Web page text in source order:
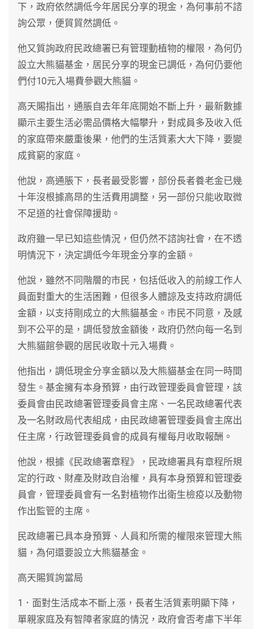
下，政府依然調低今年居民分享的現金，為何事前不諮
詢公眾，便貿貿然調低。
他又質詢政府民政總署已有管理動植物的權限，為何仍
設立大熊貓基金，居民分享的現金已調低，為何仍要他
們付10元入場費參觀大熊貓。
高天賜指出，通脹自去年年底開始不斷上升，最新數據
顯示主要生活必需品價格大幅攀升，對成員多及收入低
的家庭帶來嚴重後果，他們的生活質素大大下降，要變
成貧窮的家庭。
他說，高通脹下，長者最受影響，部份長者養老金已幾
十年沒根據高昂的生活費用調整，另一部份只能收取微
不足道的社會保障援助。
政府雖一早已知這些情況，但仍然不諮詢社會，在不透
明情況下，決定調低今年現金分享的金額。
他說，雖然不同階層的市民，包括低收入的前線工作人
員面對重大的生活困難，但很多人體諒及支持政府調低
金額，以支持剛成立的大熊貓基金。市民不同意，及感
到不公平的是，調低發放金額後，政府仍然向每一名到
大熊貓館參觀的居民收取十元入場費。
他指出，調低現金分享金額以及大熊貓基金在同一時間
發生。基金擁有本身預算，由行政管理委員會管理，該
委員會由民政總署管理委員會主席、一名民政總署代表
及一名財政局代表組成，由民政總署管理委員會主席出
任主席，行政管理委員會的成員有權每月收取報酬。
他說，根據《民政總署章程》，民政總署具有章程所規
定的行政、財產及財政自治權，具有本身預算和管理委
員會，管理委員會有一名對植物作出衛生檢疫以及動物
作出監管的主席。
民政總署已具本身預算、人員和所需的權限來管理大熊
貓，為何還要設立大熊貓基金。
高天賜質詢當局
1．面對生活成本不斷上漲，長者生活質素明顯下降，
單親家庭及有智障者家庭的情況，政府會否考慮下半年